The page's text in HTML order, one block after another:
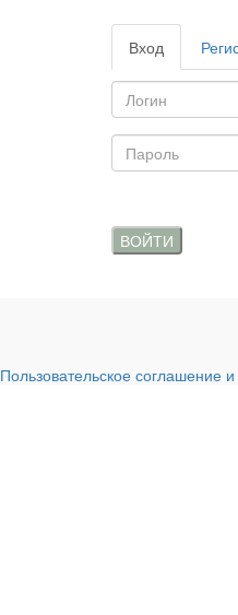
Вход
ВОЙТИ
Пользовательское соглашение